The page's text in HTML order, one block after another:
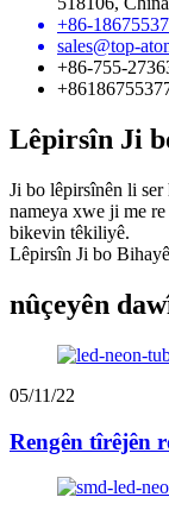
+86-
sales@top-
+86-755-
Lêpirsîn Ji
Ji bo lêpirsînên li
nameya xwe ji me
bikevin têkiliyê.
Lêpirsîn Ji bo Bihayê
nûçeyên
05/11/22
Rengên tîrêjên